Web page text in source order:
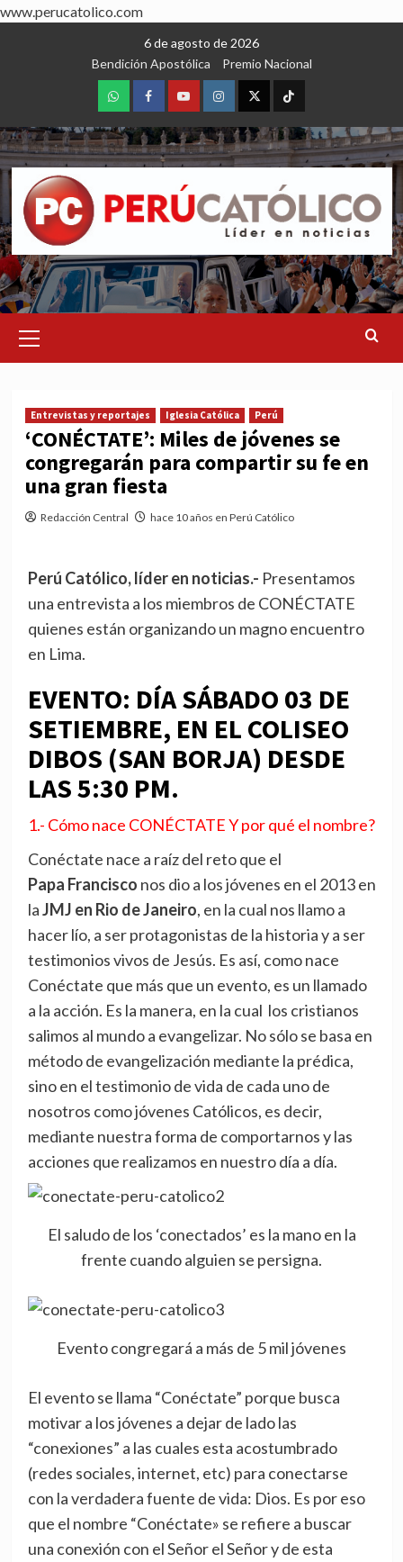
www.perucatolico.com
6 de agosto de 2026
Bendición Apostólica
Premio Nacional
WhatsAppFacebookYoutubeInstagram
X TikTok
Menu
Entrevistas y reportajes Iglesia Católica Perú
‘CONÉCTATE’: Miles de jóvenes se
congregarán para compartir su fe en
una gran fiesta
Redacción Central hace 10 años en Perú Católico
Perú Católico, líder en noticias.- Presentamos
una entrevista a los miembros de CONÉCTATE
quienes están organizando un magno encuentro
en Lima.
EVENTO: DÍA SÁBADO 03 DE
SETIEMBRE, EN EL COLISEO
DIBOS (SAN BORJA) DESDE
LAS 5:30 PM.
1.- Cómo nace CONÉCTATE Y por qué el nombre?
Conéctate nace a raíz del reto que el
Papa Francisco nos dio a los jóvenes en el 2013 en
laJMJ en Rio de Janeiro, en la cual nos llamo a
hacer lío, a ser protagonistas de la historia y a ser
testimonios vivos de Jesús. Es así, como nace
Conéctate que más que un evento, es un llamado
a la acción. Es la manera, en la cual los cristianos
salimos al mundo a evangelizar. No sólo se basa en
método de evangelización mediante la prédica,
sino en el testimonio de vida de cada uno de
nosotros como jóvenes Católicos, es decir,
mediante nuestra forma de comportarnos y las
acciones que realizamos en nuestro día a día.
El saludo de los ‘conectados’ es la mano en la
frente cuando alguien se persigna.
Evento congregará a más de 5 mil jóvenes
El evento se llama “Conéctate” porque busca
motivar a los jóvenes a dejar de lado las
“conexiones” a las cuales esta acostumbrado
(redes sociales, internet, etc) para conectarse
con la verdadera fuente de vida: Dios. Es por eso
que el nombre “Conéctate» se refiere a buscar
una conexión con el Señor el Señor y de esta